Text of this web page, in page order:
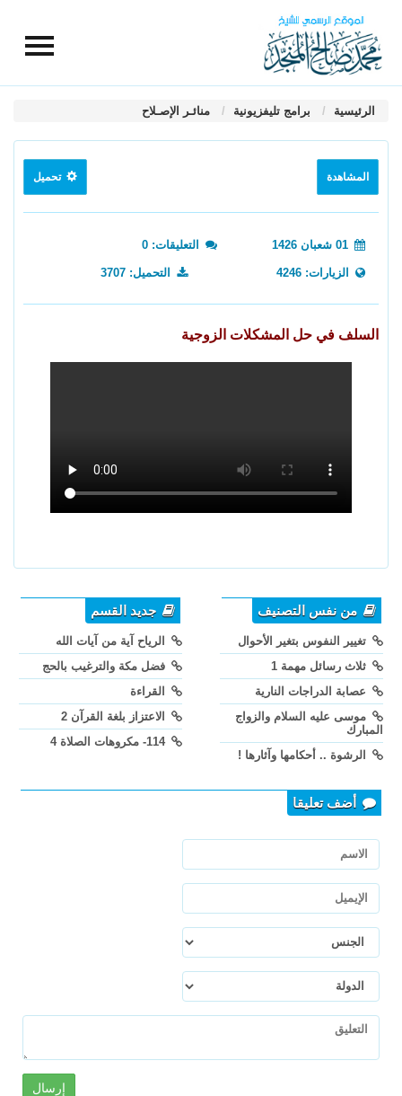
الرئيسية برامج تليفزيونية منائـر الإصـلاح
المشاهدة تحميل
التعليقات: 0
الزيارات: 4246 التحميل: 3707
السلف في حل المشكلات الزوجية
من نفس التصنيف
تغيير النفوس بتغير الأحوال
ثلاث رسائل مهمة 1
عصابة الدراجات النارية
موسى عليه السلام والزواج
المبارك
الرشوة .. أحكامها وآثارها !
جديد القسم
الرياح آية من آيات الله
فضل مكة والترغيب بالحج
القراءة
الاعتزاز بلغة القرآن 2
114- مكروهات الصلاة 4
أضف تعليقا
إرسال